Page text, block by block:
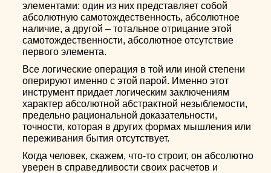
элементами: один из них представляет собой
абсолютную самотождественность, абсолютное
наличие, а другой – тотальное отрицание этой
самотождественности, абсолютное отсутствие
первого элемента.
Все логические операция в той или иной степени
оперируют именно с этой парой. Именно этот
инструмент придает логическим заключениям
характер абсолютной абстрактной незыблемости,
предельно рациональной доказательности,
точности, которая в других формах мышления или
переживания бытия отсутствует.
Когда человек, скажем, что-то строит, он абсолютно
уверен в справедливости своих расчетов и